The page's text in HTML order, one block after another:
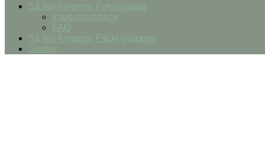
Så här fungerar Fotosöndag
Integritetspolicy
FAQ
Så här fungerar Flickr-gruppen
Guider